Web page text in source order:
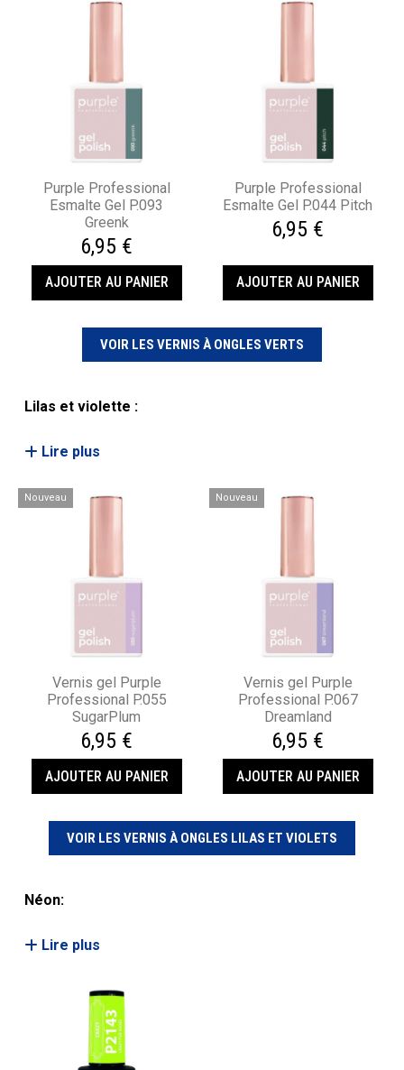
Purple Professional
Esmalte Gel P.093
Greenk
6,95 €
AJOUTER AU PANIER
Purple Professional
Esmalte Gel P.044 Pitch
6,95 €
AJOUTER AU PANIER
VOIR LES VERNIS À ONGLES VERTS
Nouveau
Vernis gel Purple
Professional P.055
SugarPlum
6,95 €
AJOUTER AU PANIER
Nouveau
Vernis gel Purple
Professional P.067
Dreamland
6,95 €
AJOUTER AU PANIER
Lilas et violette :
Lire plus
VOIR LES VERNIS À ONGLES LILAS ET VIOLETS
Néon:
Lire plus